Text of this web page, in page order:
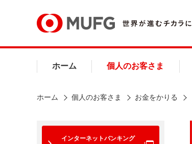
ホーム 個人のお客さま
ホーム 個人のお客さま お金をかりる
インターネットバンキング